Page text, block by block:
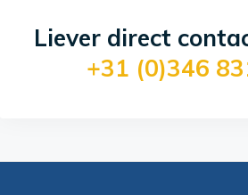
Liever direct
+31 (0)346